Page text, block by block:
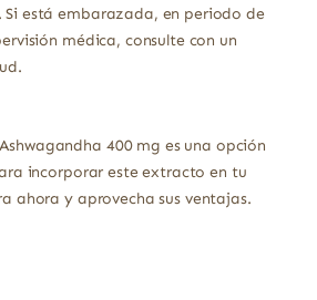
Si está embarazada, en periodo de
médica, consulte con un
400 mg es una opción
incorporar este extracto en tu
ahora y aprovecha sus ventajas.